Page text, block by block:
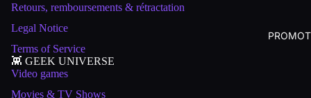
Retours, remboursements & rétractation
Legal Notice
Terms of Service
👾 GEEK UNIVERSE
Video games
Movies & TV Shows